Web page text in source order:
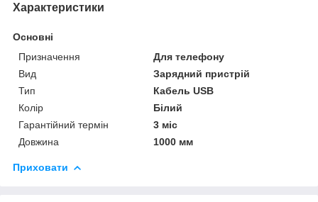
Характеристики
Основні
Призначення
Для телефону
Вид
Зарядний пристрій
Тип
Кабель USB
Колір
Білий
Гарантійний термін
3 міс
Довжина
1000 мм
Приховати